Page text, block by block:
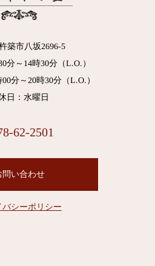
築市八坂2696-5
分～14時30分（L.O.）
分～20時30分（L.O.）
日：水曜日
62-2501
問い合わせ
バシーポリシー